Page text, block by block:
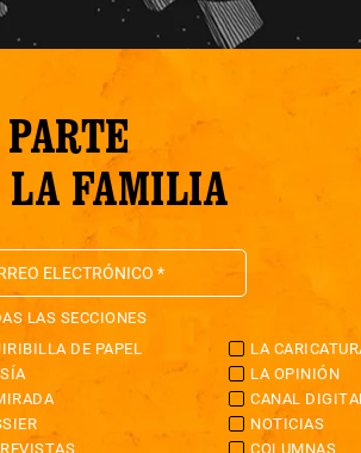
LA FAMILIA
LAS SECCIONES
DE PAPEL
LA
LA OPINIÓN
CANAL DIGITAL
NOTICIAS
COLUMNAS